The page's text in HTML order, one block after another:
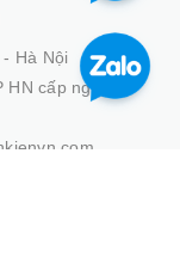
Hà Nội
cấp ngày